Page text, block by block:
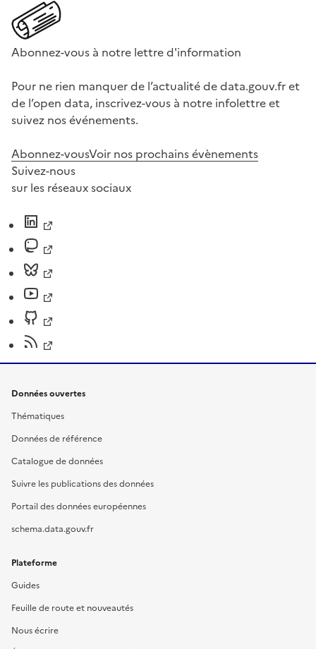
Abonnez-vous à notre lettre d'information
Pour ne rien manquer de l’actualité de data.gouv.fr et
de l’open data, inscrivez-vous à notre infolettre et
suivez nos événements.
Abonnez-vousVoir nos prochains évènements
Suivez-nous
sur les réseaux sociaux
Données ouvertes
Thématiques
Données de référence
Catalogue de données
Suivre les publications des données
Portail des données européennes
schema.data.gouv.fr
Plateforme
Guides
Feuille de route et nouveautés
Nous écrire